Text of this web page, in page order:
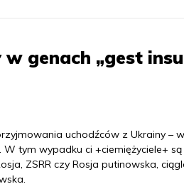
genach „gest
uchodźców z Ukrainy –
tym wypadku ci +ciemiężyciele+
ZSRR czy Rosja putinowska,